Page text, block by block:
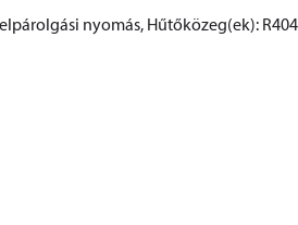
nyomás, Hűtőközeg(ek):